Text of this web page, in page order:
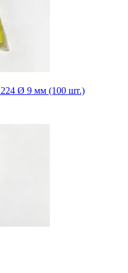
Ø 9 мм (100 шт.)